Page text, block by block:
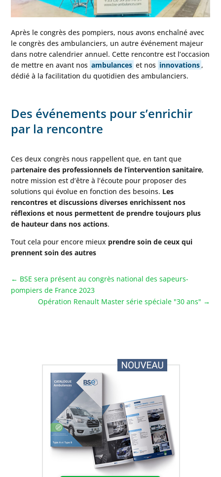
Après le congrès des pompiers, nous avons enchaîné avec
le congrès des ambulanciers, un autre événement majeur
dans notre calendrier annuel. Cette rencontre est l’occasion
de mettre en avant nos ambulances et nos innovations ,
dédié à la facilitation du quotidien des ambulanciers.
Des événements pour s’enrichir
par la rencontre
Ces deux congrès nous rappellent que, en tant que
partenaire des professionnels de l’intervention sanitaire,
notre mission est d’être à l’écoute pour proposer des
solutions qui évolue en fonction des besoins. Les
rencontres et discussions diverses enrichissent nos
réflexions et nous permettent de prendre toujours plus
de hauteur dans nos actions.
Tout cela pour encore mieux prendre soin de ceux qui
prennent soin des autres
← BSE sera présent au congrès national des sapeurs-
pompiers de France 2023
Opération Renault Master série spéciale "30 ans" →